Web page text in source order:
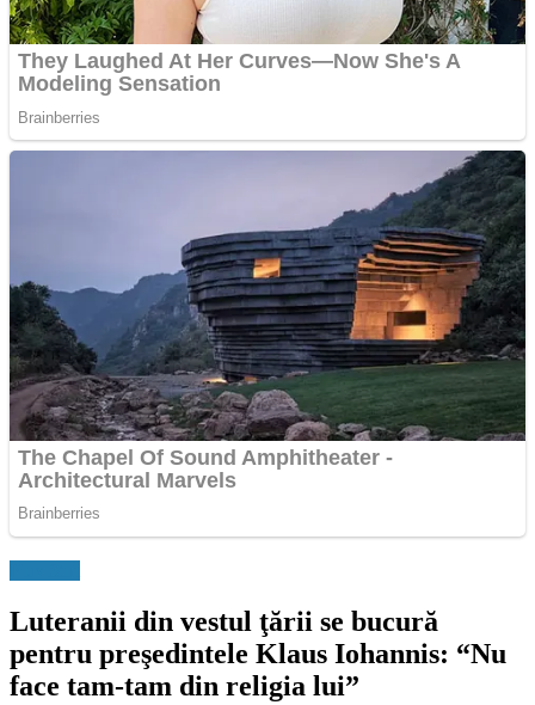
Luteranii din vestul ţării se bucură
pentru preşedintele Klaus Iohannis: “Nu
face tam-tam din religia lui”